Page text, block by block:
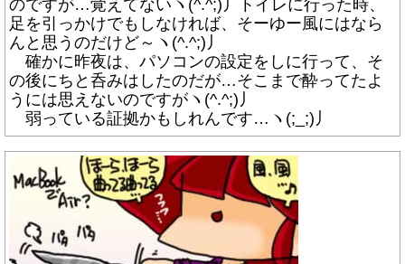
のですが…覚えてないヽ(^.^;)丿トイレに行った時、
足を引っかけでもしなければ、そーゆー風にはなら
んと思うのだけど～ヽ(^.^;)丿
確かに昨夜は、パソコンの設定をしに行って、そ
の後にちと呑みはしたのだが…そこまで酔ってたよ
うには思えないのですがヽ(^.^;)丿
弱っている証拠かもしれんです…ヽ(;_;)丿